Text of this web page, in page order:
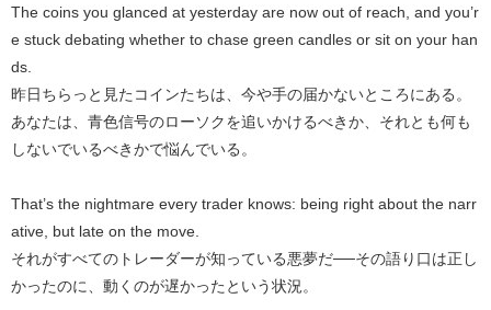
The coins you glanced at yesterday are now out of reach, and you’r
e stuck debating whether to chase green candles or sit on your han
ds.
昨日ちらっと見たコインたちは、今や手の届かないところにある。
あなたは、青色信号のローソクを追いかけるべきか、それとも何も
しないでいるべきかで悩んでいる。
That’s the nightmare every trader knows: being right about the narr
ative, but late on the move.
それがすべてのトレーダーが知っている悪夢だ──その語り口は正し
かったのに、動くのが遅かったという状況。